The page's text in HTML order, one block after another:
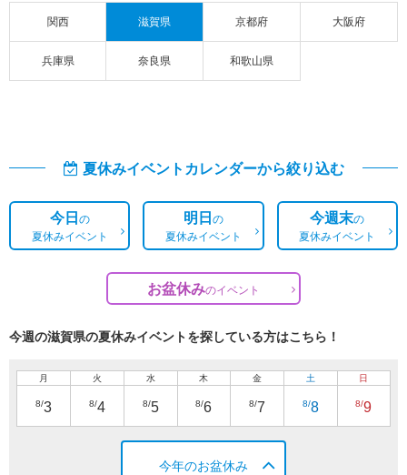
関西 滋賀県 京都府 大阪府
兵庫県 奈良県 和歌山県
夏休みイベントカレンダーから絞り込む
今日の
夏休みイベント
明日の
夏休みイベント
今週末の
夏休みイベント
お盆休みのイベント
今週の滋賀県の夏休みイベントを探している方はこちら！
月
8/3
火
8/4
水
8/5
木
8/6
金
8/7
土
8/8
日
8/9
今年のお盆休み